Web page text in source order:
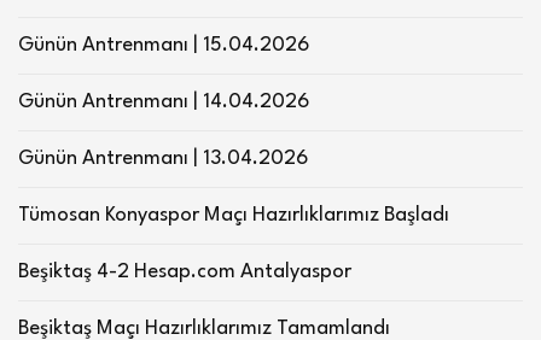
Günün Antrenmanı | 15.04.2026
Günün Antrenmanı | 14.04.2026
Günün Antrenmanı | 13.04.2026
Tümosan Konyaspor Maçı Hazırlıklarımız Başladı
Beşiktaş 4-2 Hesap.com Antalyaspor
Beşiktaş Maçı Hazırlıklarımız Tamamlandı